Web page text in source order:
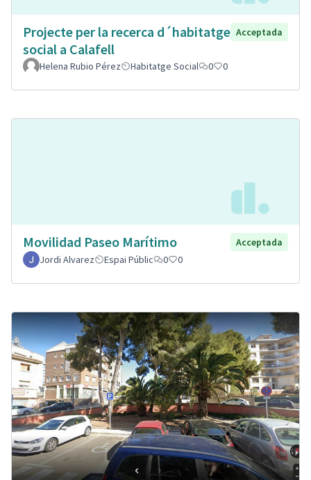
Projecte per la recerca d´habitatge
social a Calafell
Acceptada
Helena Rubio Pérez Habitatge Social 0 0
Movilidad Paseo Marítimo
Acceptada
Jordi Alvarez
Espai Públic 0 0